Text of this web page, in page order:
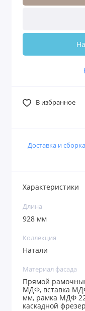
В избранное
Доставка и сборка
Характеристики
Длина
928 мм
Коллекция
Натали
Материал фасада
Прямой
МДФ, вставка
мм, рамка МДФ
каскадной